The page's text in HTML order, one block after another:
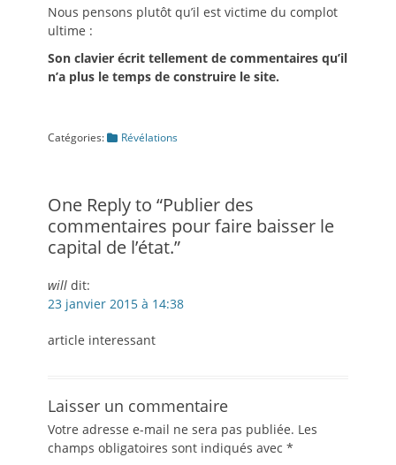
Nous pensons plutôt qu’il est victime du complot
ultime :
Son clavier écrit tellement de commentaires qu’il
n’a plus le temps de construire le site.
Catégories
Catégories: Révélations
One Reply to “Publier des
commentaires pour faire baisser le
capital de l’état.”
will dit:
23 janvier 2015 à 14:38
article interessant
Laisser un commentaire
Votre adresse e-mail ne sera pas publiée. Les
champs obligatoires sont indiqués avec *